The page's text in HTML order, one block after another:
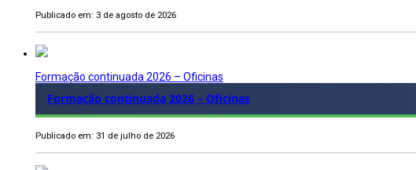
Publicado em: 3 de agosto de 2026
Formação continuada 2026 – Oficinas
Formação continuada 2026 – Oficinas
Publicado em: 31 de julho de 2026